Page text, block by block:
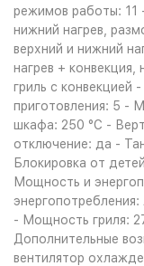
режимов работы: 11
нижний нагрев,
верхний и нижний
нагрев + конвекция,
гриль с конвекцией
приготовления: 5 -
шкафа: 250 °С -
отключение: да -
Блокировка от
Мощность и
- Мощность гриля:
Дополнительные
вентилятор